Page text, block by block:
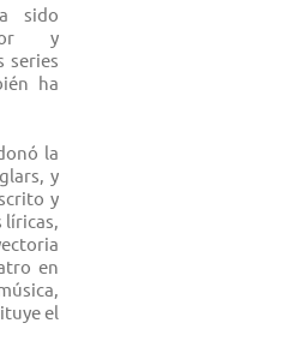
sido
y
series
ha
la
y
y
en
el